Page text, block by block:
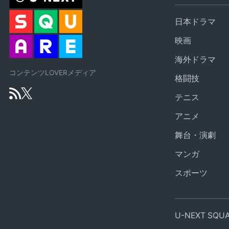
コンテンツLOVERメディア
日本ドラマ
映画
海外ドラマ
格闘技
テニス
アニメ
舞台・演劇
マンガ
スポーツ
U-NEXT